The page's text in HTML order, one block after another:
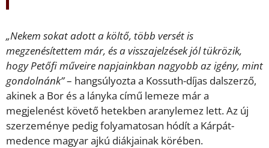
„Nekem sokat adott a költő, több versét is
megzenésítettem már, és a visszajelzések jól tükrözik,
hogy Petőfi műveire napjainkban nagyobb az igény, mint
gondolnánk”– hangsúlyozta a Kossuth-díjas dalszerző,
akinek a Bor és a lányka című lemeze már a
megjelenést követő hetekben aranylemez lett. Az új
szerzeménye pedig folyamatosan hódít a Kárpát-
medence magyar ajkú diákjainak körében.